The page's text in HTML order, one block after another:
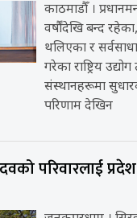
काठमाडौँ ।
वर्षौंदेखि बन्द
थलिएका र
गरेका राष्ट्रिय
संस्थानहरूमा
परिणाम देखिन
परिवारलाई